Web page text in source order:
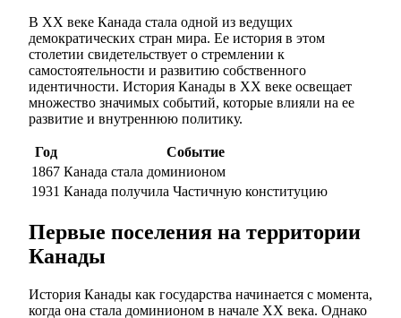
В ХХ веке Канада стала одной из ведущих
демократических стран мира. Ее история в этом
столетии свидетельствует о стремлении к
самостоятельности и развитию собственного
идентичности. История Канады в ХХ веке освещает
множество значимых событий, которые влияли на ее
развитие и внутреннюю политику.
Год
Событие
1867 Канада стала доминионом
1931 Канада получила Частичную конституцию
Первые поселения на территории
Канады
История Канады как государства начинается с момента,
когда она стала доминионом в начале ХХ века. Однако